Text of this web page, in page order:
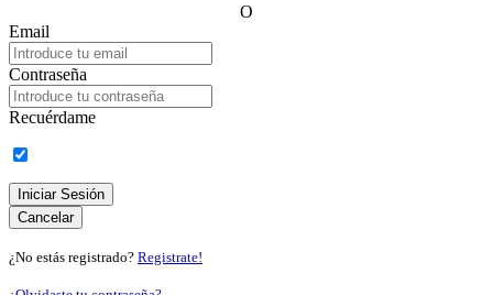
O
Email
Contraseña
Recuérdame
Iniciar Sesión
Cancelar
¿No estás registrado? Registrate!